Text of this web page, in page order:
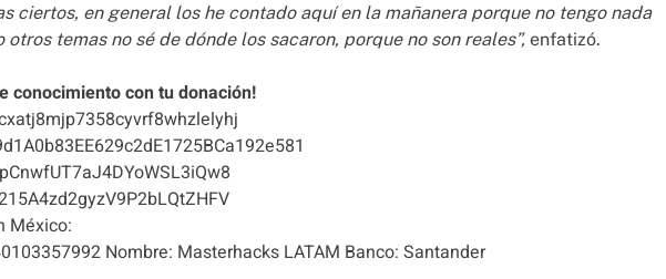
ciertos, en general los he contado aquí en la mañanera porque no tengo nada
otros temas no sé de dónde los sacaron, porque no son reales”, enfatizó.
conocimiento con tu donación!
México:
Nombre: Masterhacks LATAM Banco: Santander